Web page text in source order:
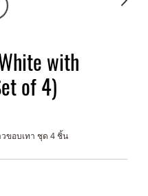
with
of 4)
ขอบเทา ชุด 4 ชิ้น